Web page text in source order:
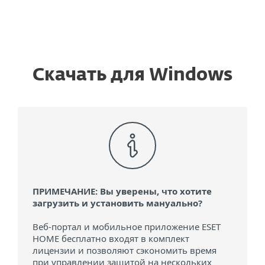
Скачать для Windows
ПРИМЕЧАНИЕ: Вы уверены, что хотите
загрузить и установить мануально?
Веб-портал и мобильное приложение ESET
HOME бесплатно входят в комплект
лицензии и позволяют сэкономить время
при управлении защитой на нескольких